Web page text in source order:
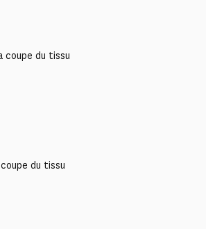
coupe du tissu
du tissu